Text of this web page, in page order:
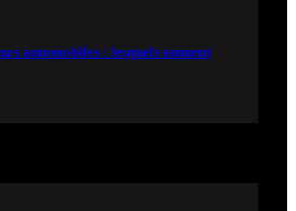
automobiles : lesquels sonnent